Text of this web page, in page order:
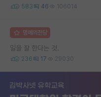
583 46 106014
명예의전당
일을 잘 한다는 것.
236 17 29030